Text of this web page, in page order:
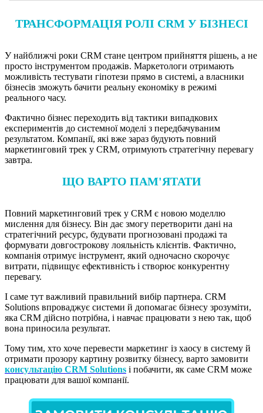
ТРАНСФОРМАЦІЯ РОЛІ CRM У БІЗНЕСІ
У найближчі роки CRM стане центром прийняття рішень, а не
просто інструментом продажів. Маркетологи отримають
можливість тестувати гіпотези прямо в системі, а власники
бізнесів зможуть бачити реальну економіку в режимі
реального часу.
Фактично бізнес переходить від тактики випадкових
експериментів до системної моделі з передбачуваним
результатом. Компанії, які вже зараз будують повний
маркетинговий трек у CRM, отримують стратегічну перевагу
завтра.
ЩО ВАРТО ПАМ'ЯТАТИ
Повний маркетинговий трек у CRM є новою моделлю
мислення для бізнесу. Він дає змогу перетворити дані на
стратегічний ресурс, будувати прогнозовані продажі та
формувати довгострокову лояльність клієнтів. Фактично,
компанія отримує інструмент, який одночасно скорочує
витрати, підвищує ефективність і створює конкурентну
перевагу.
І саме тут важливий правильний вибір партнера. CRM
Solutions впроваджує системи й допомагає бізнесу зрозуміти,
яка CRM дійсно потрібна, і навчає працювати з нею так, щоб
вона приносила результат.
Тому тим, хто хоче перевести маркетинг із хаосу в систему й
отримати прозору картину розвитку бізнесу, варто замовити
консультацію CRM Solutions і побачити, як саме CRM може
працювати для вашої компанії.